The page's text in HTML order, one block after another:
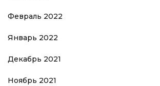
Февраль 2022
Январь 2022
Декабрь 2021
Ноябрь 2021